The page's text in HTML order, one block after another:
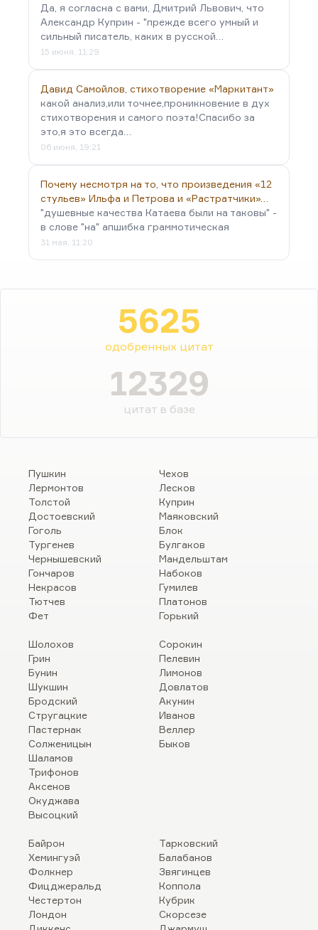
Да, я согласна с вами, Дмитрий Львович, что
Александр Куприн - "прежде всего умный и
сильный писатель, каких в русской…
15 июня, 11:29
Давид Самойлов, стихотворение «Маркитант»
какой анализ,или точнее,проникновение в дух
стихотворения и самого поэта!Спасибо за
это,я это всегда…
06 июня, 19:21
Почему несмотря на то, что произведения «12
стульев» Ильфа и Петрова и «Растратчики»…
"душевные качества Катаева были на таковы" -
в слове "на" апшибка граммотическая
31 мая, 11:20
5625
одобренных цитат
12329
цитат в базе
Пушкин
Лермонтов
Толстой
Достоевский
Гоголь
Тургенев
Чернышевский
Гончаров
Некрасов
Тютчев
Фет
Чехов
Лесков
Куприн
Маяковский
Блок
Булгаков
Мандельштам
Набоков
Гумилев
Платонов
Горький
Шолохов
Грин
Бунин
Шукшин
Бродский
Стругацкие
Пастернак
Солженицын
Шаламов
Трифонов
Аксенов
Окуджава
Высоцкий
Сорокин
Пелевин
Лимонов
Довлатов
Акунин
Иванов
Веллер
Быков
Байрон
Хемингуэй
Фолкнер
Фицджеральд
Честертон
Лондон
Тарковский
Балабанов
Звягинцев
Коппола
Кубрик
Скорсезе